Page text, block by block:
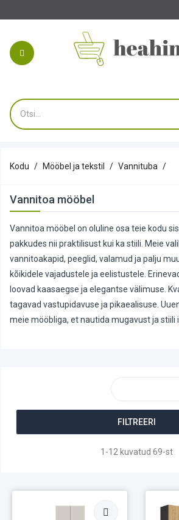
Kodu Mööbel ja tekstil Vannituba
Vannitoa mööbel
Vannitoa mööbel on oluline osa teie kodu
pakkudes nii praktilisust kui ka stiili. Meie
vannitoakapid, peeglid, valamud ja palju
kõikidele vajadustele ja eelistustele.
loovad kaasaegse ja elegantse välimuse.
tagavad vastupidavuse ja pikaealisuse.
meie mööbliga, et nautida mugavust ja stiili
FILTREERI
1-12 kuvatud 69-st